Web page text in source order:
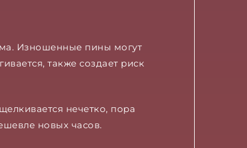
Изношенные пины могут
также создает риск
нечетко, пора
новых часов.